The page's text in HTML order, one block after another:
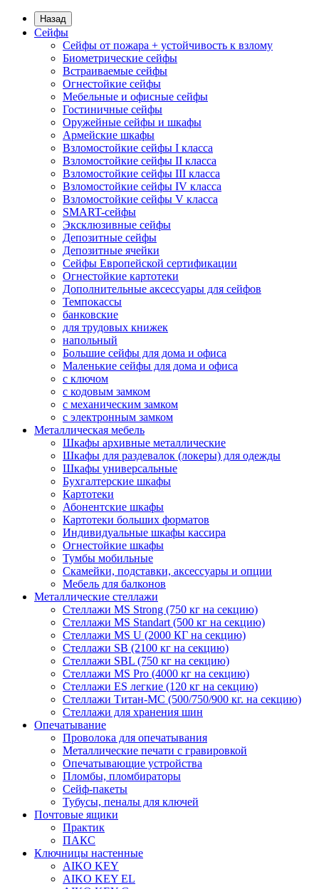
Назад
Сейфы
Сейфы от пожара + устойчивость к взлому
Биометрические сейфы
Встраиваемые сейфы
Огнестойкие сейфы
Мебельные и офисные сейфы
Гостиничные сейфы
Оружейные сейфы и шкафы
Армейские шкафы
Взломостойкие сейфы I класса
Взломостойкие сейфы II класса
Взломостойкие сейфы III класса
Взломостойкие сейфы IV класса
Взломостойкие сейфы V класса
SMART-сейфы
Эксклюзивные сейфы
Депозитные сейфы
Депозитные ячейки
Сейфы Европейской сертификации
Огнестойкие картотеки
Дополнительные аксессуары для сейфов
Темпокассы
банковские
для трудовых книжек
напольный
Большие сейфы для дома и офиса
Маленькие сейфы для дома и офиса
с ключом
с кодовым замком
с механическим замком
с электронным замком
Металлическая мебель
Шкафы архивные металлические
Шкафы для раздевалок (локеры) для одежды
Шкафы универсальные
Бухгалтерские шкафы
Картотеки
Абонентские шкафы
Картотеки больших форматов
Индивидуальные шкафы кассира
Огнестойкие шкафы
Тумбы мобильные
Скамейки, подставки, аксессуары и опции
Мебель для балконов
Металлические стеллажи
Стеллажи MS Strong (750 кг на секцию)
Стеллажи MS Standart (500 кг на секцию)
Стеллажи MS U (2000 КГ на секцию)
Стеллажи SB (2100 кг на секцию)
Стеллажи SBL (750 кг на секцию)
Стеллажи MS Pro (4000 кг на секцию)
Стеллажи ES легкие (120 кг на секцию)
Стеллажи Титан-МС (500/750/900 кг. на секцию)
Стеллажи для хранения шин
Опечатывание
Проволока для опечатывания
Металлические печати с гравировкой
Опечатывающие устройства
Пломбы, пломбираторы
Сейф-пакеты
Тубусы, пеналы для ключей
Почтовые ящики
Практик
ПАКС
Ключницы настенные
AIKO KEY
AIKO KEY EL